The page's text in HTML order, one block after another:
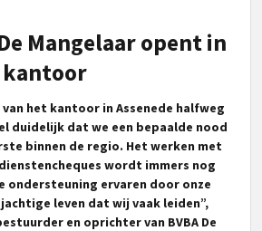
Mangelaar opent in
kantoor
het kantoor in Assenede halfweg
duidelijk dat we een bepaalde nood
binnen de regio. Het werken met
wordt immers nog
ondersteuning ervaren door onze
leven dat wij vaak leiden”,
en oprichter van BVBA De